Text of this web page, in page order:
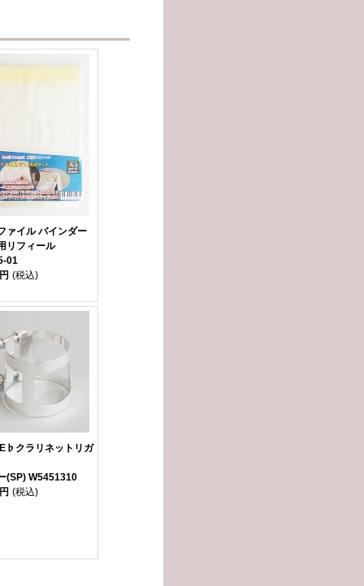
ァイル バインダー
リフィール
01
(税込)
クラリネットリガ
(SP) W5451310
(税込)